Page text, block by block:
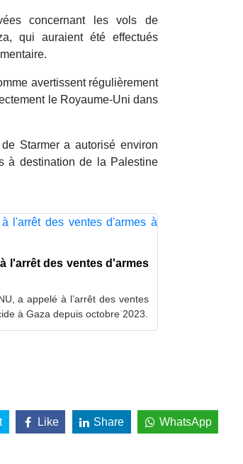
concernant les vols de
qui auraient été effectués
avertissent régulièrement
le Royaume-Uni dans
Starmer a autorisé environ
à destination de la Palestine
l'arrêt des ventes d'armes
a appelé à l’arrêt des ventes
à Gaza depuis octobre 2023.
Like Share WhatsApp